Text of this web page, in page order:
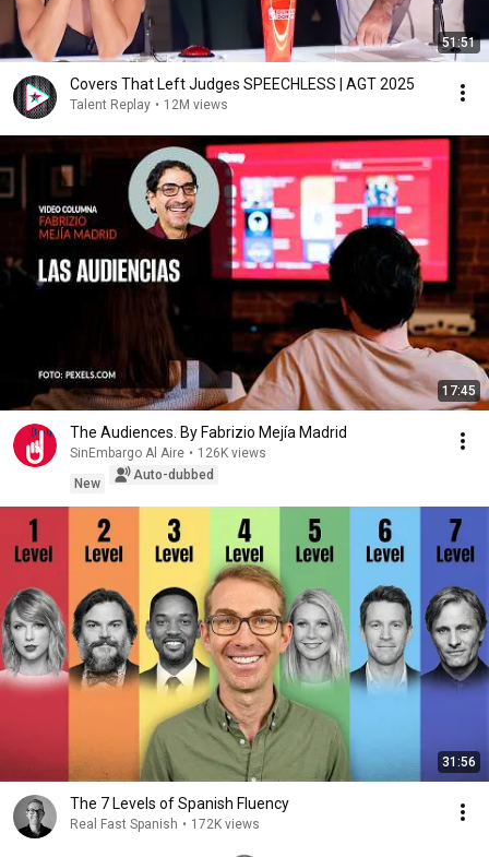
51:51
Covers That Left Judges SPEECHLESS | AGT 2025
Talent Replay • 12M views
17:45
The Audiences. By Fabrizio Mejía Madrid
SinEmbargo Al Aire • 126K views
New
Auto-dubbed
31:56
The 7 Levels of Spanish Fluency
Real Fast Spanish • 172K views